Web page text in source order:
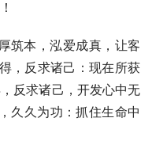
筑本，泓爱成真，让客
反求诸己，开发心中无
久久为功：抓住生命中